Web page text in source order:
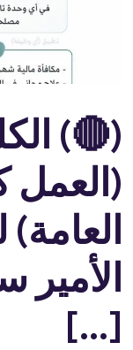
(🔴)
(العمل
الأمير
[…]